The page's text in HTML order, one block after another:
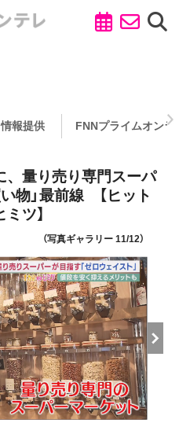
情報提供 FNNプライムオンラ
、量り売り専門スーパ
物」最前線 【ヒット
ツ】
（写真ギャラリー 11/12）